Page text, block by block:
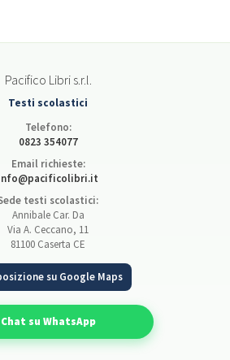
Pacifico Libri s.r.l.
Testi scolastici
Telefono:
0823 354077
Email richieste:
testi scolastici:
Annibale Car. Da
Via A. Ceccano, 11
81100 Caserta CE
su Google Maps
Chat su WhatsApp